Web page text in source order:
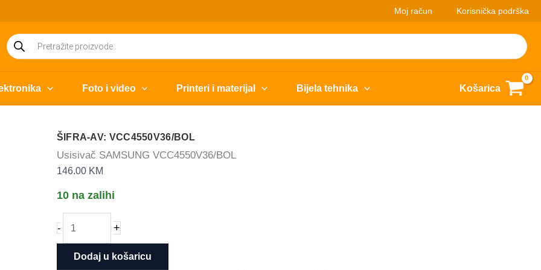
Moj račun Korisnička podrška
Products
search
Foto i video Printeri i materijal Bijela tehnika Košarica
ŠIFRA-AV: VCC4550V36/BOL
Usisivač SAMSUNG VCC4550V36/BOL
146.00 KM
10 na zalihi
-
SAMSUNG
VCC4550V36/BOL
+
Dodaj u košaricu